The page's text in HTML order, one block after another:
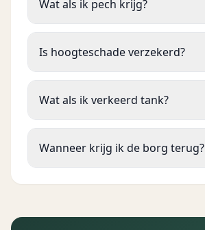
Wat als ik pech krijg?
Is hoogteschade verzekerd?
Wat als ik verkeerd tank?
Wanneer krijg ik de borg terug?